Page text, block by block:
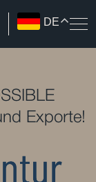
DE
Exporte!